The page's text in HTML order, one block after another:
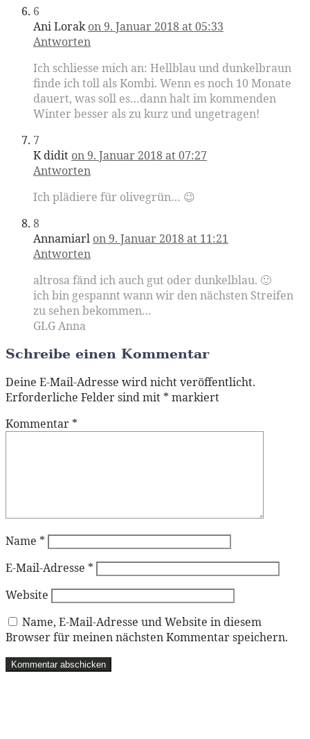
6
Ani Lorak on 9. Januar 2018 at 05:33
Antworten
Ich schliesse mich an: Hellblau und dunkelbraun
finde ich toll als Kombi. Wenn es noch 10 Monate
dauert, was soll es…dann halt im kommenden
Winter besser als zu kurz und ungetragen!
7
K didit on 9. Januar 2018 at 07:27
Antworten
Ich plädiere für olivegrün… 😉
8
Annamiarl on 9. Januar 2018 at 11:21
Antworten
altrosa fänd ich auch gut oder dunkelblau. 🙂
ich bin gespannt wann wir den nächsten Streifen
zu sehen bekommen…
GLG Anna
Schreibe einen Kommentar
Deine E-Mail-Adresse wird nicht veröffentlicht.
Erforderliche Felder sind mit * markiert
Kommentar *
Name *
E-Mail-Adresse *
Website
Name, E-Mail-Adresse und Website in diesem
Browser für meinen nächsten Kommentar speichern.